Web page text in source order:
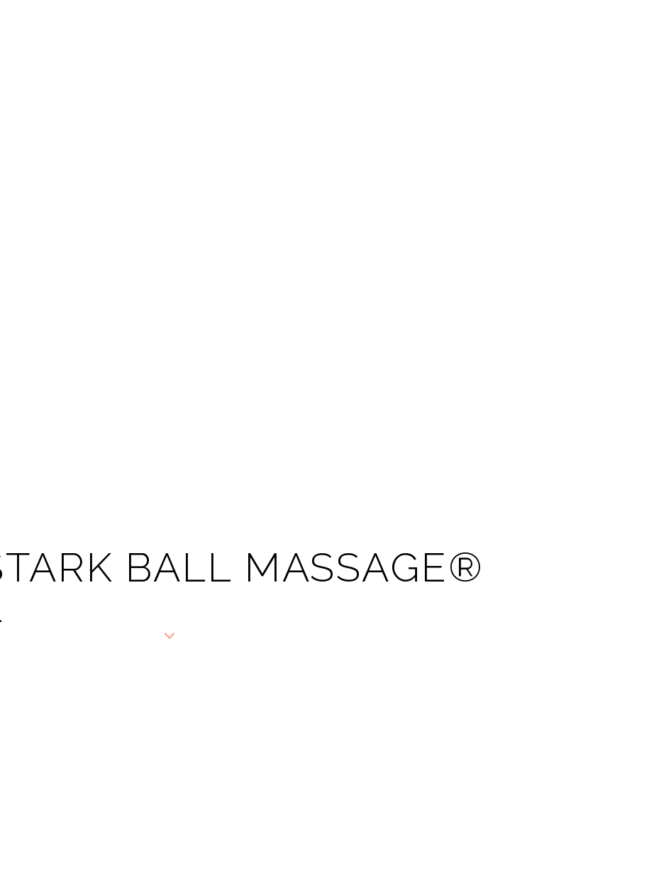
BALL MASSAGE®